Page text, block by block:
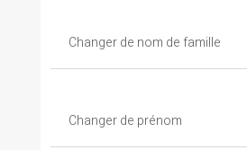
Changer de nom de famille
Changer de prénom